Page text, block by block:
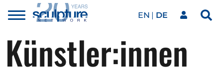
Toggle
EN DE
Unser Netzwerk
Künstler:innen